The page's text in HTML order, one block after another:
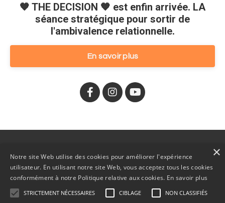
🧡 THE DECISION 🧡 est enfin arrivée. LA
séance stratégique pour sortir de
l'ambivalence relationnelle.
En savoir plus
Cookies et Politique de confidentialité
×
Notre site Web utilise des cookies pour améliorer l'expérience
utilisateur. En utilisant notre site Web, vous acceptez tous les cookies
conformément à notre Politique relative aux cookies. En savoir plus
STRICTEMENT NÉCESSAIRES CIBLAGE NON CLASSIFIÉS